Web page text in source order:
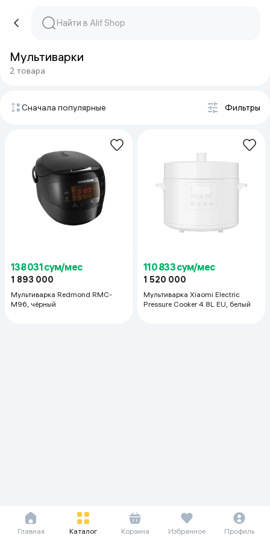
Мультиварки
2 товара
Сначала популярные Фильтры
138 031 сум/мес
1 893 000
Мультиварка Redmond RMC-
M96, чёрный
110 833 сум/мес
1 520 000
Мультиварка Xiaomi Electric
Pressure Cooker 4.8L EU, белый
Главная Каталог Корзина Избранное Профиль